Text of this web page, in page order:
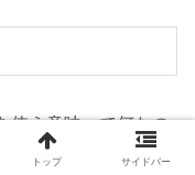
使う意味って何なの
トップ サイドバー